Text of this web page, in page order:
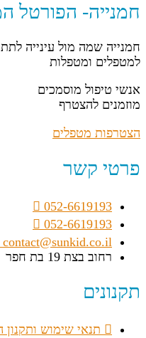
חמנייה- הפורטל
חמנייה שמה מול עינייה
למטפלים ומטפלות
אנשי טיפול מוסמכים
מוזמנים להצטרף
הצטרפות מטפלים
פרטי קשר
052-6619193
052-6619193
contact@sunkid.co.il
רחוב בצת 19 בת חפר
תקנונים
תנאי שימוש